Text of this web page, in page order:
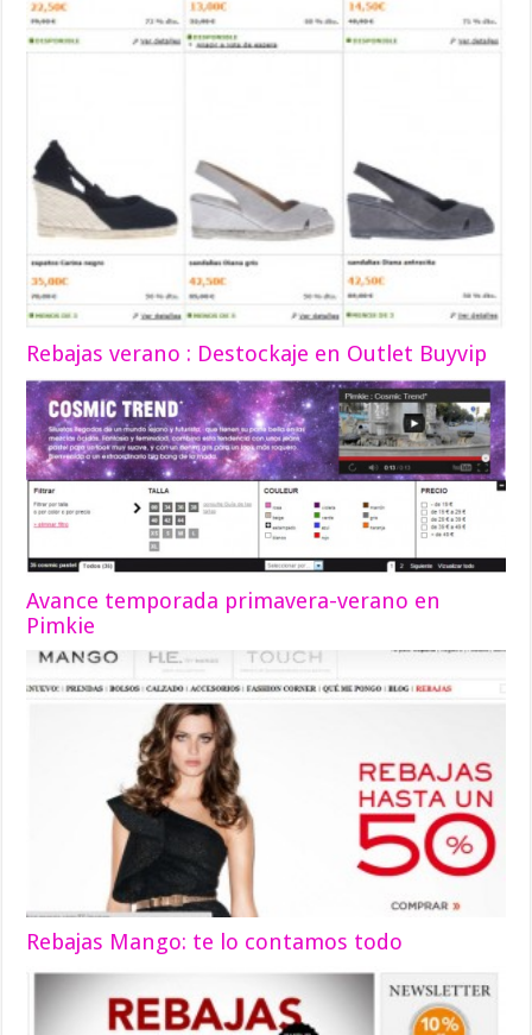
Rebajas verano : Destockaje en Outlet Buyvip
Avance temporada primavera-verano en
Pimkie
Rebajas Mango: te lo contamos todo